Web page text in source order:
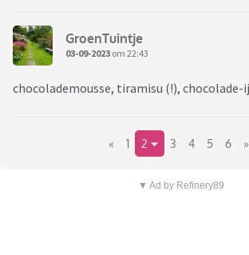
GroenTuintje
03-09-2023 om 22:43
chocolademousse, tiramisu (!), chocolade-
« 1 2 3 4 5 6 »
▼ Ad by Refinery89